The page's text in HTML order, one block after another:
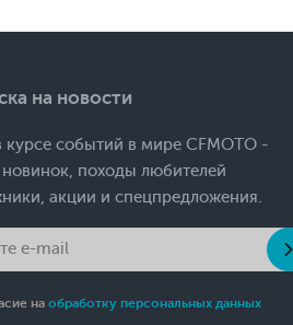
на новости
курсе событий в мире CFMOTO -
походы любителей
акции и спецпредложения.
на обработку персональных данных